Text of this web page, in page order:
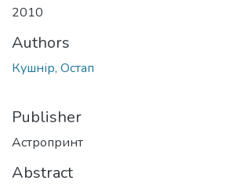
2010
Authors
Кушнір, Остап
Publisher
Астропринт
Abstract